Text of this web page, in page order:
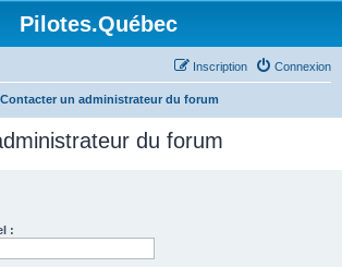
Pilotes.Québec
Connexion
Inscription
Contacter un administrateur du forum
du forum
: